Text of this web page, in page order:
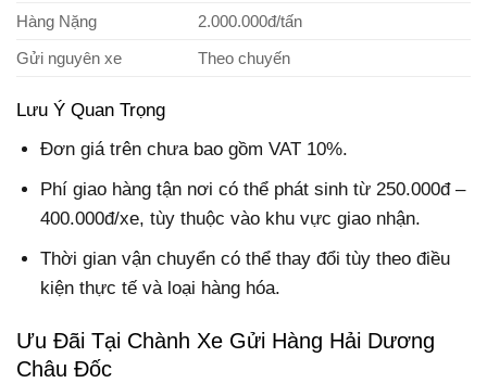
Hàng Nặng
2.000.000đ/tấn
Gửi nguyên xe
Theo chuyến
Lưu Ý Quan Trọng
Đơn giá trên chưa bao gồm VAT 10%.
Phí giao hàng tận nơi có thể phát sinh từ 250.000đ –
400.000đ/xe, tùy thuộc vào khu vực giao nhận.
Thời gian vận chuyển có thể thay đổi tùy theo điều
kiện thực tế và loại hàng hóa.
Ưu Đãi Tại Chành Xe Gửi Hàng Hải Dương
Châu Đốc